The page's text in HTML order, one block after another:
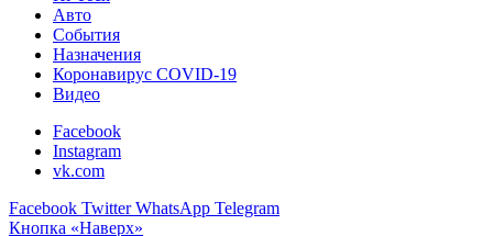
Авто
События
Назначения
Коронавирус COVID-19
Видео
Facebook
Instagram
vk.com
Facebook Twitter WhatsApp Telegram
Кнопка «Наверх»